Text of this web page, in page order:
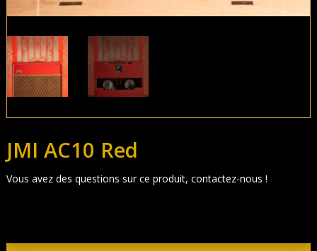
JMI AC10 Red
Vous avez des questions sur ce produit, contactez-nous !